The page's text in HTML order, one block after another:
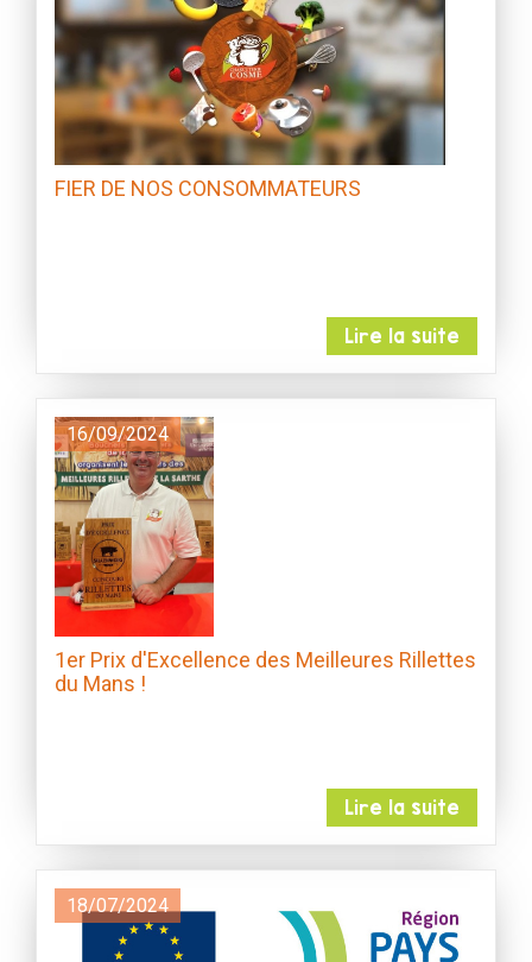
FIER DE NOS CONSOMMATEURS
Lire la suite
16/09/2024
1er Prix d'Excellence des Meilleures Rillettes
du Mans !
Lire la suite
18/07/2024